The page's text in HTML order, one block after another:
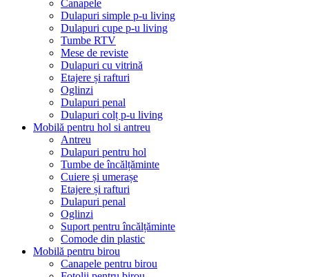
Canapele
Dulapuri simple p-u living
Dulapuri cupe p-u living
Tumbe RTV
Mese de reviste
Dulapuri cu vitrină
Etajere și rafturi
Oglinzi
Dulapuri penal
Dulapuri colț p-u living
Mobilă pentru hol si antreu
Antreu
Dulapuri pentru hol
Tumbe de încălțăminte
Cuiere și umerașe
Etajere și rafturi
Dulapuri penal
Oglinzi
Suport pentru încălțăminte
Comode din plastic
Mobilă pentru birou
Canapele pentru birou